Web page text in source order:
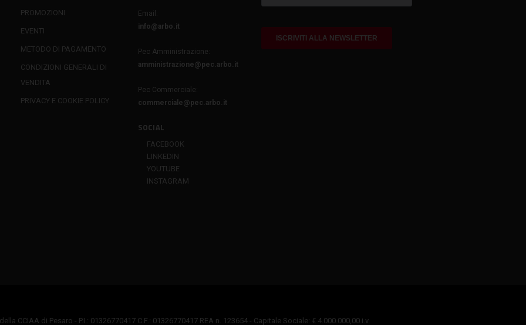
PROMOZIONI
EVENTI
METODO DI PAGAMENTO
CONDIZIONI GENERALI DI
VENDITA
PRIVACY E COOKIE POLICY
Email:
info@arbo.it
Pec Amministrazione:
amministrazione@pec.arbo.it
Pec Commerciale:
commerciale@pec.arbo.it
SOCIAL
FACEBOOK
LINKEDIN
YOUTUBE
INSTAGRAM
CCIAA di Pesaro - P.I.: 01326770417 C.F.: 01326770417 REA n. 123654 - Capitale Sociale: € 4.000.000,00 i.v.